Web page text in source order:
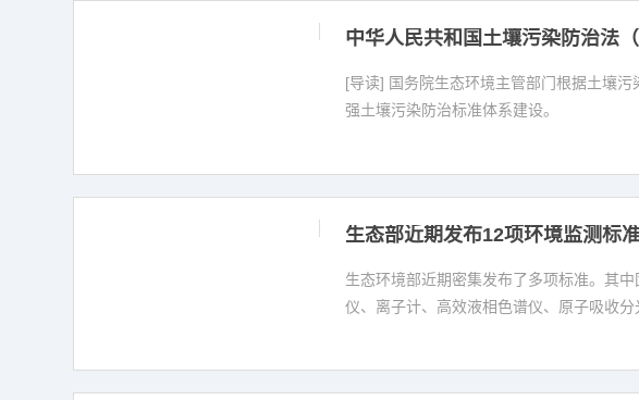
中华人民共和国土壤污染防治法（
[导读] 国务院生态环境主管部门根据土壤
强土壤污染防治标准体系建设。
生态部近期发布12项环境监测标
生态环境部近期密集发布了多项标准。其
仪、离子计、高效液相色谱仪、原子吸收分